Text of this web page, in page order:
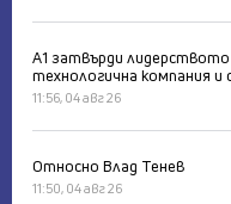
А1 затвърди
технологична компания
11:56, 04 авг 26
Относно Влад Тенев
11:50, 04 авг 26